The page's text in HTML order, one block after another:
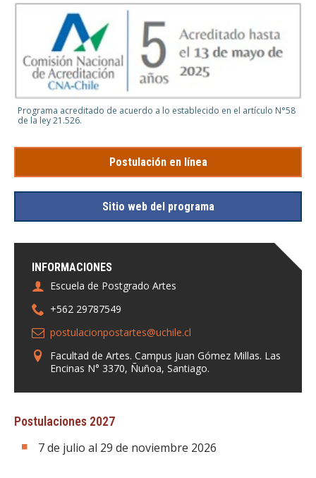
Programa acreditado de acuerdo a lo establecido en el artículo N°58
de la ley 21.526.
Postulación en línea
Sitio web del programa
INFORMACIONES
Escuela de Postgrado Artes
+562 29787549
postulacionpostartes@uchile.cl
Facultad de Artes. Campus Juan Gómez Millas. Las
Encinas N° 3370, Ñuñoa, Santiago.
Postulaciones 2027
7 de julio al 29 de noviembre 2026